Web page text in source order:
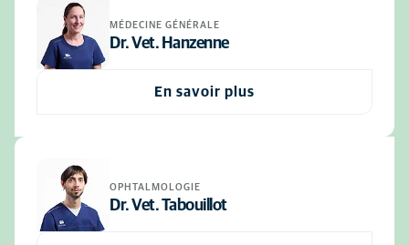
MÉDECINE GÉNÉRALE
Dr. Vet. Hanzenne
En savoir plus
OPHTALMOLOGIE
Dr. Vet. Tabouillot